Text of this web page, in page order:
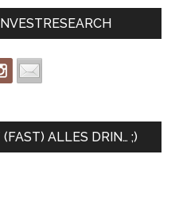
ALLES DRIN… ;)